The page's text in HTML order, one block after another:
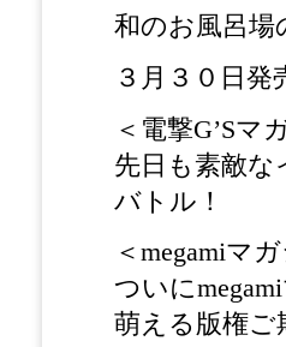
和のお風呂場
３月３０日
＜電撃G’Sマ
先日も素敵
バトル！
＜megamiマ
ついに
萌える版権ご